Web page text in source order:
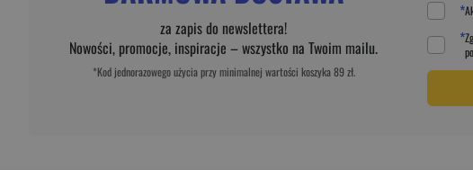
za zapis do newslettera!
Nowości, promocje, inspiracje – wszystko na Twoim mailu.
*Kod jednorazowego użycia przy minimalnej wartości koszyka 89 zł.
*
*